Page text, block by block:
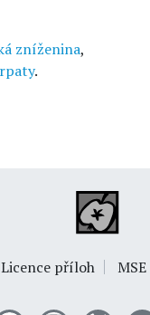
zníženina,
.
Licence příloh MSE